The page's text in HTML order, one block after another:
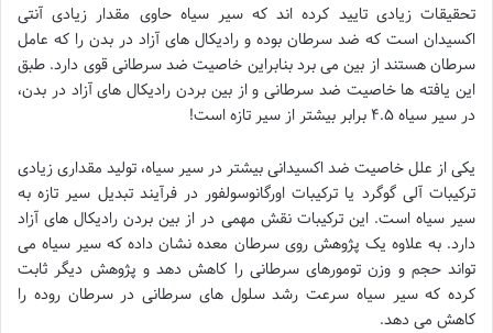
تحقیقات زیادی تایید کرده اند که سیر سیاه حاوی مقدار زیادی آنتی
اکسیدان است که ضد سرطان بوده و رادیکال های آزاد در بدن را که عامل
سرطان هستند از بین می برد بنابراین خاصیت ضد سرطانی قوی دارد. طبق
این یافته ها خاصیت ضد سرطانی و از بین بردن رادیکال های آزاد در بدن،
در سیر سیاه ۴.۵ برابر بیشتر از سیر تازه است!
یکی از علل خاصیت ضد اکسیدانی بیشتر در سیر سیاه، تولید مقداری زیادی
ترکیبات آلی گوگرد یا ترکیبات اورگانوسولفور در فرآیند تبدیل سیر تازه به
سیر سیاه است. این ترکیبات نقش مهمی در از بین بردن رادیکال های آزاد
دارد. به علاوه یک پژوهش روی سرطان معده نشان داده که سیر سیاه می
تواند حجم و وزن تومورهای سرطانی را کاهش دهد و پژوهش دیگر ثابت
کرده که سیر سیاه سرعت رشد سلول های سرطانی در سرطان روده را
کاهش می دهد.